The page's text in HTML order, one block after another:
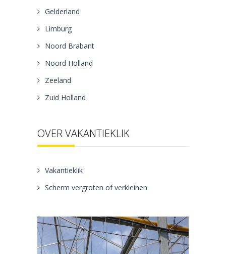
Gelderland
Limburg
Noord Brabant
Noord Holland
Zeeland
Zuid Holland
OVER VAKANTIEKLIK
Vakantieklik
Scherm vergroten of verkleinen